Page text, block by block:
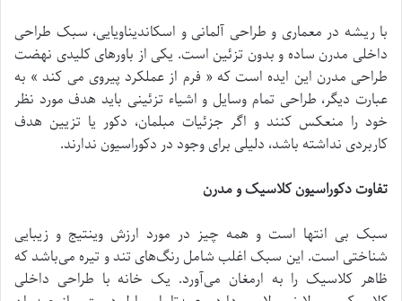
با ریشه در معماری و طراحی آلمانی و اسکاندیناویایی، سبک طراحی
داخلی مدرن ساده و بدون تزئین است. یکی از باورهای کلیدی نهضت
طراحی مدرن این ایده است که « فرم از عملکرد پیروی می کند » به
عبارت دیگر، طراحی تمام وسایل و اشیاء تزئینی باید هدف مورد نظر
خود را منعکس کنند و اگر جزئیات مبلمان، دکور یا تزیین هدف
کاربردی نداشته باشد، دلیلی برای وجود در دکوراسیون ندارند.
تفاوت دکوراسیون کلاسیک و مدرن
سبک بی انتها است و همه چیز در مورد ارزش وینتیج و زیبایی
شناختی است. این سبک اغلب شامل رنگ‌های تند و تیره می‌باشد که
ظاهر کلاسیک را به ارمغان می‌آورد. یک خانه با طراحی داخلی